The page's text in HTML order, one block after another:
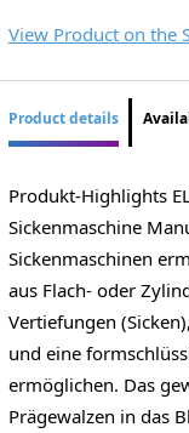
View Product on the
Product details
Produkt-Highlights
Sickenmaschine
Sickenmaschinen
aus Flach- oder
Vertiefungen
und eine
ermöglichen. Das
Prägewalzen in das